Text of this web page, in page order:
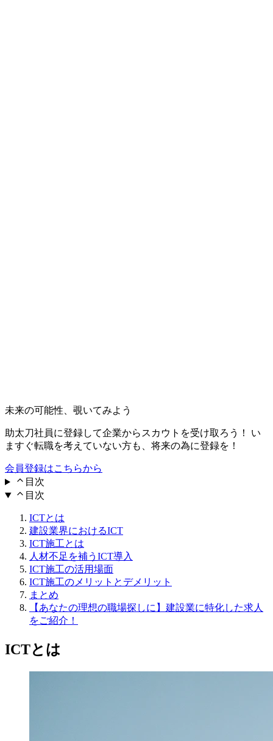
未来の可能性、覗いてみよう
助太刀社員に登録して企業からスカウトを受け取ろう！ い
ますぐ転職を考えていない方も、将来の為に登録を！
会員登録はこちらから
目次
目次
ICTとは
建設業界におけるICT
ICT施工とは
人材不足を補うICT導入
ICT施工の活用場面
ICT施工のメリットとデメリット
まとめ
【あなたの理想の職場探しに】建設業に特化した求人
をご紹介！
ICTとは